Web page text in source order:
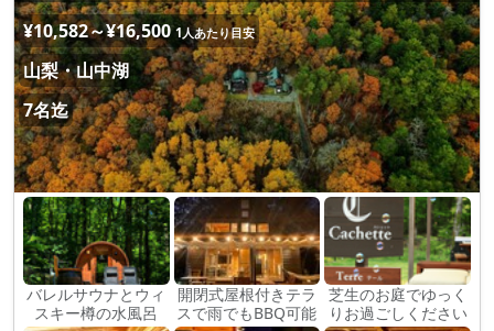
¥10,582～¥16,500 1人あたり目安
山梨・山中湖
7名迄
バレルサウナとウィ
スキー樽の水風呂
開閉式屋根付きテラ
スで雨でもBBQ可能
芝生のお庭でゆっく
りお過ごしください